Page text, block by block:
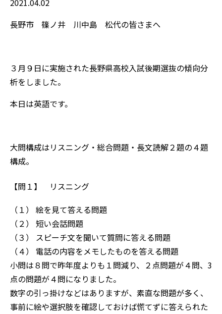
2021.04.02
長野市 篠ノ井 川中島 松代の皆さまへ
３月９日に実施された長野県高校入試後期選抜の傾向分
析をしました。
本日は英語です。
大問構成はリスニング・総合問題・長文読解２題の４題
構成。
【問１】 リスニング
（１） 絵を見て答える問題
（２） 短い会話問題
（３） スピーチ文を聞いて質問に答える問題
（４） 電話の内容をメモしたものを答える問題
小問は８問で昨年度よりも１問減り、２点問題が４問、3
点の問題が４問になりました。
数字の引っ掛けなどはありますが、素直な問題が多く、
事前に絵や選択肢を確認しておけば慌てずに答えられた